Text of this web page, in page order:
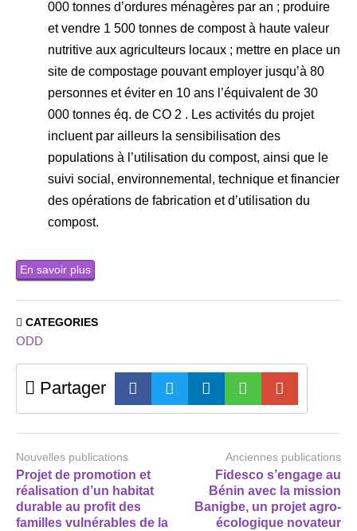
000 tonnes d’ordures ménagères par an ; produire
et vendre 1 500 tonnes de compost à haute valeur
nutritive aux agriculteurs locaux ; mettre en place un
site de compostage pouvant employer jusqu’à 80
personnes et éviter en 10 ans l’équivalent de 30
000 tonnes éq. de CO 2 . Les activités du projet
incluent par ailleurs la sensibilisation des
populations à l’utilisation du compost, ainsi que le
suivi social, environnemental, technique et financier
des opérations de fabrication et d’utilisation du
compost.
En savoir plus
CATEGORIES
ODD
Partager
Nouvelles publications
Projet de promotion et
réalisation d’un habitat
durable au profit des
familles vulnérables de la
Anciennes publications
Fidesco s’engage au
Bénin avec la mission
Banigbe, un projet agro-
écologique novateur